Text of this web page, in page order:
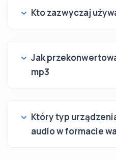
Kto zazwyczaj
Jak
mp3
Który typ
audio w formacie